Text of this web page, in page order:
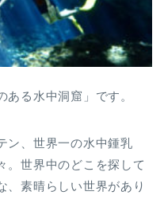
る水中洞窟」です。
ン、世界一の水中鍾乳
。世界中のどこを探して
、素晴らしい世界があり